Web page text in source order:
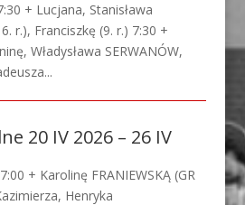
+ Lucjana, Stanisława
r.), Franciszkę (9. r.) 7:30 +
Władysława SERWANÓW,
20 IV 2026 – 26 IV
+ Karolinę FRANIEWSKĄ (GR
Henryka